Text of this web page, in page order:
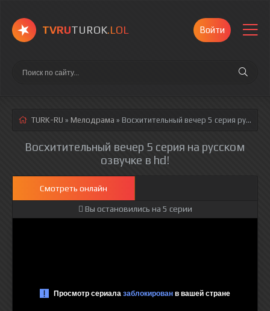
TVRUTUROK.LOL Войти
TURK-RU » Мелодрама » Восхитительный вечер 5 серия русская озвучка полностью смотреть онлайн!
Восхитительный вечер 5 серия на русском
озвучке в hd!
Смотреть онлайн
Вы остановились на 5 серии